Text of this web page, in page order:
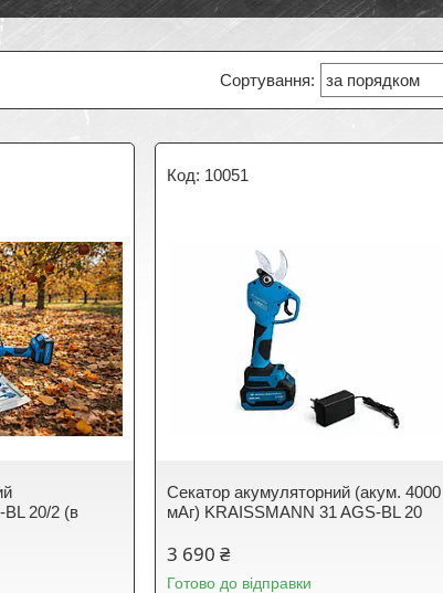
20/2 (в
10051
Секатор акумуляторний (акум. 4000
мАг) KRAISSMANN 31 AGS-BL 20
3 690 ₴
Готово до відправки